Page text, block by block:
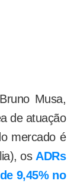
Musa,
de atuação
mercado é
os ADRs
9,45% no